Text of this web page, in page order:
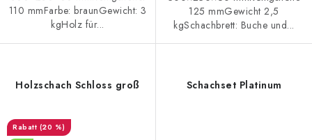
110 mmFarbe: braunGewicht: 3
kgHolz für...
125 mmGewicht 2,5
kgSchachbrett: Buche und...
Holzschach Schloss groß
(20 %)
Schachset Platinum